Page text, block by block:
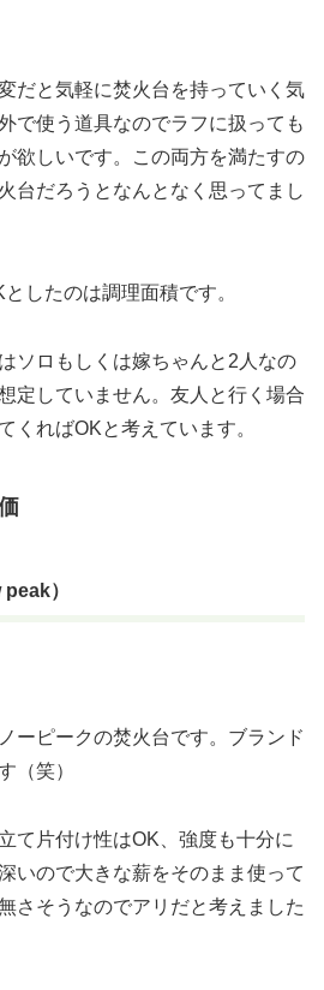
だと気軽に焚火台を持っていく気
で使う道具なのでラフに扱っても
欲しいです。この両方を満たすの
台だろうとなんとなく思ってまし
したのは調理面積です。
ソロもしくは嫁ちゃんと2人なの
定していません。友人と行く場合
くればOKと考えています。
）
ーピークの焚火台です。ブランド
（笑）
て片付け性はOK、強度も十分に
いので大きな薪をそのまま使って
さそうなのでアリだと考えました